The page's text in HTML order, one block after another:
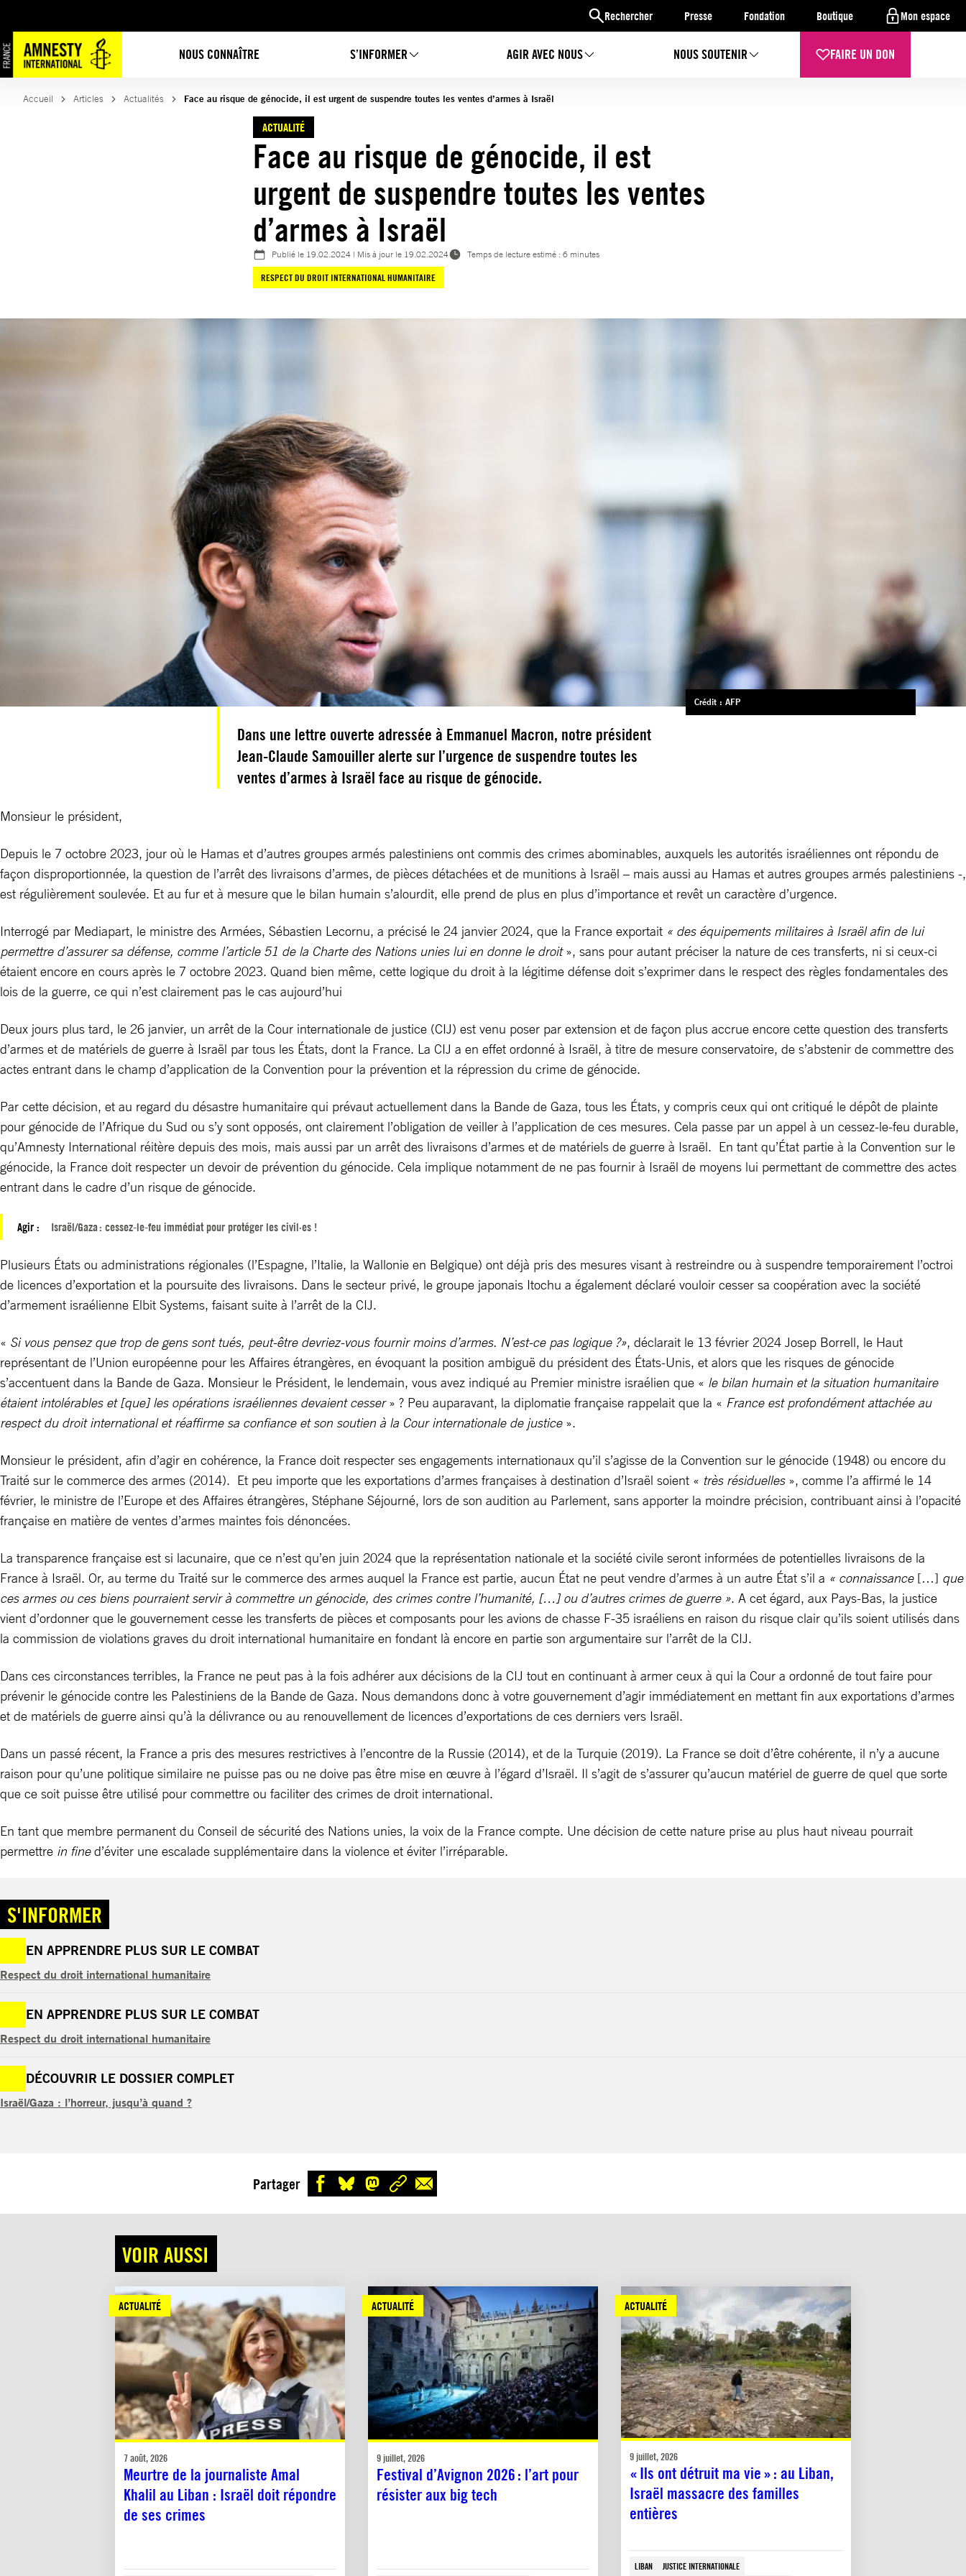
Rechercher Presse Fondation Boutique Mon espace
NOUS CONNAÎTRE S’INFORMER AGIR AVEC NOUS NOUS SOUTENIR FAIRE UN DON
au
contenu
Accueil Articles Actualités Face au risque de génocide, il est urgent de suspendre toutes les ventes d’armes à Israël
ACTUALITÉ
Face au risque de génocide, il est
urgent de suspendre toutes les ventes
d’armes à Israël
Publié le 19.02.2024 | Mis à jour le 19.02.2024
Temps de lecture estimé : 6 minutes
RESPECT DU DROIT INTERNATIONAL HUMANITAIRE
Crédit : AFP
Dans une lettre ouverte adressée à Emmanuel Macron, notre président
Jean-Claude Samouiller alerte sur l’urgence de suspendre toutes les
ventes d’armes à Israël face au risque de génocide.
Monsieur le président,
Depuis le 7 octobre 2023, jour où le Hamas et d’autres groupes armés palestiniens ont commis des crimes abominables, auxquels les autorités israéliennes ont répondu de
façon disproportionnée, la question de l’arrêt des livraisons d’armes, de pièces détachées et de munitions à Israël – mais aussi au Hamas et autres groupes armés palestiniens -,
est régulièrement soulevée. Et au fur et à mesure que le bilan humain s’alourdit, elle prend de plus en plus d’importance et revêt un caractère d’urgence.
Interrogé par Mediapart, le ministre des Armées, Sébastien Lecornu, a précisé le 24 janvier 2024, que la France exportait « des équipements militaires à Israël afin de lui
permettre d’assurer sa défense, comme l’article 51 de la Charte des Nations unies lui en donne le droit», sans pour autant préciser la nature de ces transferts, ni si ceux-ci
étaient encore en cours après le 7 octobre 2023. Quand bien même, cette logique du droit à la légitime défense doit s’exprimer dans le respect des règles fondamentales des
lois de la guerre, ce qui n’est clairement pas le cas aujourd’hui
Deux jours plus tard, le 26 janvier, un arrêt de la Cour internationale de justice (CIJ) est venu poser par extension et de façon plus accrue encore cette question des transferts
d’armes et de matériels de guerre à Israël par tous les États, dont la France. La CIJ a en effet ordonné à Israël, à titre de mesure conservatoire, de s’abstenir de commettre des
actes entrant dans le champ d’application de la Convention pour la prévention et la répression du crime de génocide.
Par cette décision, et au regard du désastre humanitaire qui prévaut actuellement dans la Bande de Gaza, tous les États, y compris ceux qui ont critiqué le dépôt de plainte
pour génocide de l’Afrique du Sud ou s’y sont opposés, ont clairement l’obligation de veiller à l’application de ces mesures. Cela passe par un appel à un cessez-le-feu durable,
qu’Amnesty International réitère depuis des mois, mais aussi par un arrêt des livraisons d’armes et de matériels de guerre à Israël. En tant qu’État partie à la Convention sur le
génocide, la France doit respecter un devoir de prévention du génocide. Cela implique notamment de ne pas fournir à Israël de moyens lui permettant de commettre des actes
entrant dans le cadre d’un risque de génocide.
Agir : Israël/Gaza : cessez-le-feu immédiat pour protéger les civil·es !
Plusieurs États ou administrations régionales (l’Espagne, l’Italie, la Wallonie en Belgique) ont déjà pris des mesures visant à restreindre ou à suspendre temporairement l’octroi
de licences d’exportation et la poursuite des livraisons. Dans le secteur privé, le groupe japonais Itochu a également déclaré vouloir cesser sa coopération avec la société
d’armement israélienne Elbit Systems, faisant suite à l’arrêt de la CIJ.
« Si vous pensez que trop de gens sont tués, peut-être devriez-vous fournir moins d’armes. N’est-ce pas logique ?», déclarait le 13 février 2024 Josep Borrell, le Haut
représentant de l’Union européenne pour les Affaires étrangères, en évoquant la position ambiguë du président des États-Unis, et alors que les risques de génocide
s’accentuent dans la Bande de Gaza. Monsieur le Président, le lendemain, vous avez indiqué au Premier ministre israélien que « le bilan humain et la situation humanitaire
étaient intolérables et [que] les opérations israéliennes devaient cesser» ? Peu auparavant, la diplomatie française rappelait que la « France est profondément attachée au
respect du droit international et réaffirme sa confiance et son soutien à la Cour internationale de justice».
Monsieur le président, afin d’agir en cohérence, la France doit respecter ses engagements internationaux qu’il s’agisse de la Convention sur le génocide (1948) ou encore du
Traité sur le commerce des armes (2014). Et peu importe que les exportations d’armes françaises à destination d’Israël soient « très résiduelles», comme l’a affirmé le 14
février, le ministre de l’Europe et des Affaires étrangères, Stéphane Séjourné, lors de son audition au Parlement, sans apporter la moindre précision, contribuant ainsi à l’opacité
française en matière de ventes d’armes maintes fois dénoncées.
La transparence française est si lacunaire, que ce n’est qu’en juin 2024 que la représentation nationale et la société civile seront informées de potentielles livraisons de la
France à Israël. Or, au terme du Traité sur le commerce des armes auquel la France est partie, aucun État ne peut vendre d’armes à un autre État s’il a « connaissance […] que
ces armes ou ces biens pourraient servir à commettre un génocide, des crimes contre l’humanité, […] ou d’autres crimes de guerre ». A cet égard, aux Pays-Bas, la justice
vient d’ordonner que le gouvernement cesse les transferts de pièces et composants pour les avions de chasse F-35 israéliens en raison du risque clair qu’ils soient utilisés dans
la commission de violations graves du droit international humanitaire en fondant là encore en partie son argumentaire sur l’arrêt de la CIJ.
Dans ces circonstances terribles, la France ne peut pas à la fois adhérer aux décisions de la CIJ tout en continuant à armer ceux à qui la Cour a ordonné de tout faire pour
prévenir le génocide contre les Palestiniens de la Bande de Gaza. Nous demandons donc à votre gouvernement d’agir immédiatement en mettant fin aux exportations d’armes
et de matériels de guerre ainsi qu’à la délivrance ou au renouvellement de licences d’exportations de ces derniers vers Israël.
Dans un passé récent, la France a pris des mesures restrictives à l’encontre de la Russie (2014), et de la Turquie (2019). La France se doit d’être cohérente, il n’y a aucune
raison pour qu’une politique similaire ne puisse pas ou ne doive pas être mise en œuvre à l’égard d’Israël. Il s’agit de s’assurer qu’aucun matériel de guerre de quel que sorte
que ce soit puisse être utilisé pour commettre ou faciliter des crimes de droit international.
En tant que membre permanent du Conseil de sécurité des Nations unies, la voix de la France compte. Une décision de cette nature prise au plus haut niveau pourrait
permettre in fined’éviter une escalade supplémentaire dans la violence et éviter l’irréparable.
S'INFORMER
EN APPRENDRE PLUS SUR LE COMBAT
Respect du droit international humanitaire
EN APPRENDRE PLUS SUR LE COMBAT
Respect du droit international humanitaire
DÉCOUVRIR LE DOSSIER COMPLET
Israël/Gaza : l’horreur, jusqu’à quand ?
Partager
VOIR AUSSI
ACTUALITÉ
7 août, 2026
Meurtre de la journaliste Amal
Khalil au Liban : Israël doit répondre
de ses crimes
ACTUALITÉ
9 juillet, 2026
Festival d’Avignon 2026 : l’art pour
résister aux big tech
ACTUALITÉ
9 juillet, 2026
« Ils ont détruit ma vie » : au Liban,
Israël massacre des familles
entières
LIBAN JUSTICE INTERNATIONALE